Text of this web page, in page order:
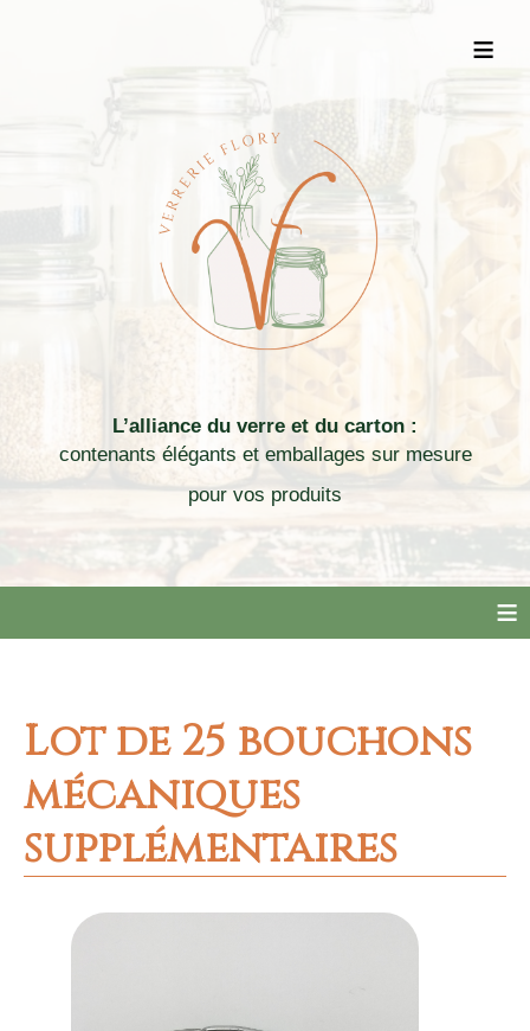
≡
L’alliance du verre et du carton :
contenants élégants et emballages sur mesure
pour vos produits
≡
Lot de 25 bouchons
mécaniques
supplémentaires